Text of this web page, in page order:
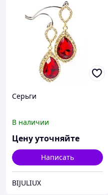
Серьги
В наличии
Цену уточняйте
Написать
BIJULIUX